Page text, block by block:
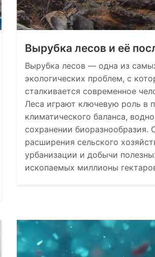
Вырубка лесов и её
Вырубка лесов — одна из
экологических проблем, с
сталкивается современное
Леса играют ключевую роль в
климатического баланса,
сохранении биоразнообразия.
расширения сельского
урбанизации и добычи
ископаемых миллионы